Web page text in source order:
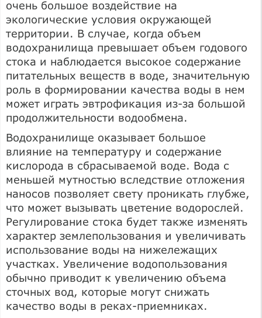
очень большое воздействие на
экологические условия окружающей
территории. В случае, когда объем
водохранилища превышает объем годового
стока и наблюдается высокое содержание
питательных веществ в воде, значительную
роль в формировании качества воды в нем
может играть эвтрофикация из-за большой
продолжительности водообмена.
Водохранилище оказывает большое
влияние на температуру и содержание
кислорода в сбрасываемой воде. Вода с
меньшей мутностью вследствие отложения
наносов позволяет свету проникать глубже,
что может вызывать цветение водорослей.
Регулирование стока будет также изменять
характер землепользования и увеличивать
использование воды на нижележащих
участках. Увеличение водопользования
обычно приводит к увеличению объема
сточных вод, которые могут снижать
качество воды в реках-приемниках.